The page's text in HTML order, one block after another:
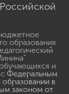
образования
и
Федеральным
в
законом от